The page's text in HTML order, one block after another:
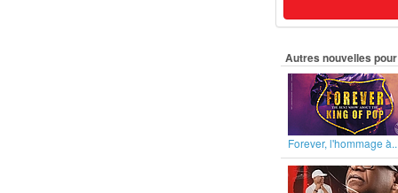
Autres nouvelles
Forever, l'hommage